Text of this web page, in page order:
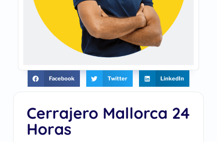
Cerrajero Mallorca 24
Horas
Facebook Twitter LinkedIn